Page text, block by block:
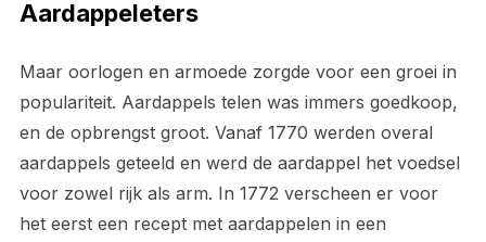
Aardappeleters
Maar oorlogen en armoede zorgde voor een groei in
populariteit. Aardappels telen was immers goedkoop,
en de opbrengst groot. Vanaf 1770 werden overal
aardappels geteeld en werd de aardappel het voedsel
voor zowel rijk als arm. In 1772 verscheen er voor
het eerst een recept met aardappelen in een